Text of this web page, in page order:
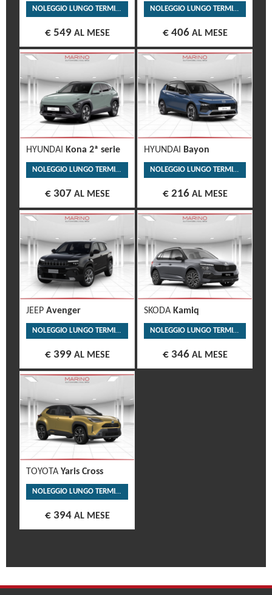
NOLEGGIO LUNGO TERMINE
€ 549 AL MESE
NOLEGGIO LUNGO TERMINE
€ 406 AL MESE
HYUNDAI Kona 2ª serie
NOLEGGIO LUNGO TERMINE
€ 307 AL MESE
HYUNDAI Bayon
NOLEGGIO LUNGO TERMINE
€ 216 AL MESE
JEEP Avenger
NOLEGGIO LUNGO TERMINE
€ 399 AL MESE
SKODA Kamiq
NOLEGGIO LUNGO TERMINE
€ 346 AL MESE
TOYOTA Yaris Cross
NOLEGGIO LUNGO TERMINE
€ 394 AL MESE